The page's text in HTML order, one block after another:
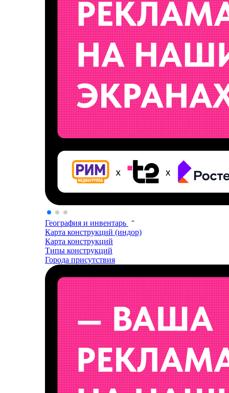
География и инвентарь
Карта конструкций (индор)
Карта конструкций
Типы конструкций
Города присутствия